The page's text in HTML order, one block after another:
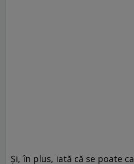
Şi, în plus, iată că se poate ca